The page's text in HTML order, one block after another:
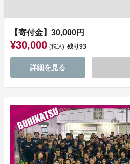
【寄付金】30,000円
¥30,000 (税込) 残り93
詳細を見る